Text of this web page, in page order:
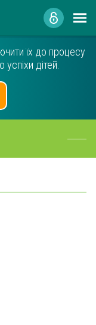
їх до процесу
дітей.